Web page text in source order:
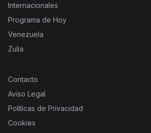
Internacionales
Programa de Hoy
Venezuela
Zulia
Contacto
Aviso Legal
Políticas de Privacidad
Cookies